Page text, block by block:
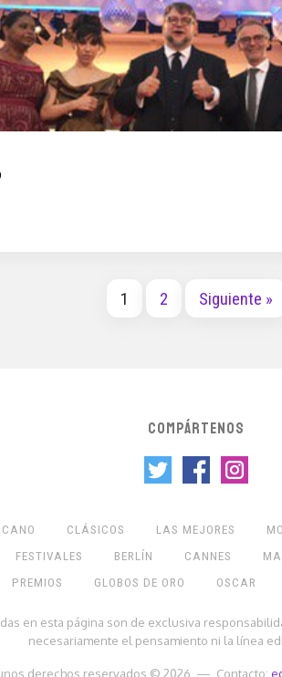
1 2 Siguiente »
COMPÁRTENOS
CLÁSICOS LAS MEJORES
FESTIVALES BERLÍN CANNES
PREMIOS GLOBOS DE ORO OSCAR
en esta página son de exclusiva
necesariamente el pensamiento ni la línea
derechos reservados © 2026 — Contacto: